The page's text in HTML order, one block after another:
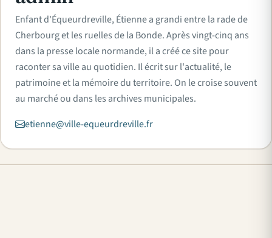
Enfant d'Équeurdreville, Étienne a grandi entre la rade de
Cherbourg et les ruelles de la Bonde. Après vingt-cinq ans
dans la presse locale normande, il a créé ce site pour
raconter sa ville au quotidien. Il écrit sur l'actualité, le
patrimoine et la mémoire du territoire. On le croise souvent
au marché ou dans les archives municipales.
etienne@ville-equeurdreville.fr